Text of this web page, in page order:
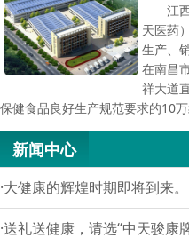
江
天医药
生产、
在南昌
祥大道
保健食品良好生产规范要求的10
新闻中心
·大健康的辉煌时期即将到来。
·送礼送健康，请选“中天骏康